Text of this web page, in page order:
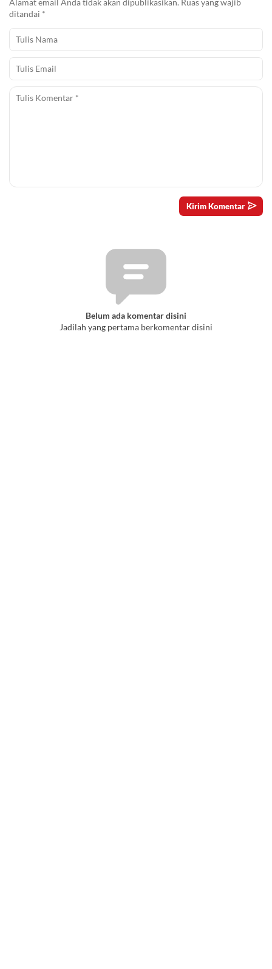
Alamat email Anda tidak akan dipublikasikan. Ruas yang wajib
ditandai *
Belum ada komentar disini
Jadilah yang pertama berkomentar disini